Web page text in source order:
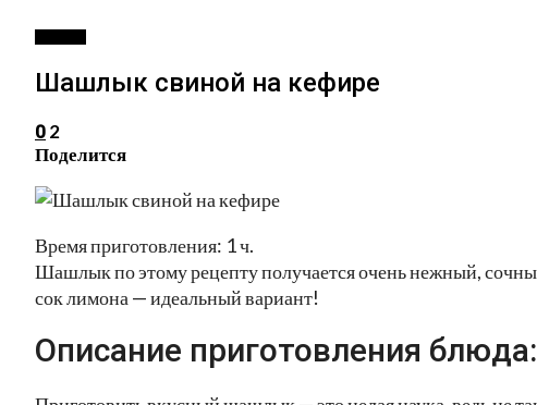
Шашлык свиной на кефире
0 2
Поделится
Время приготовления: 1 ч.
Шашлык по этому рецепту получается очень нежный,
сок лимона — идеальный вариант!
Описание приготовления блюда: